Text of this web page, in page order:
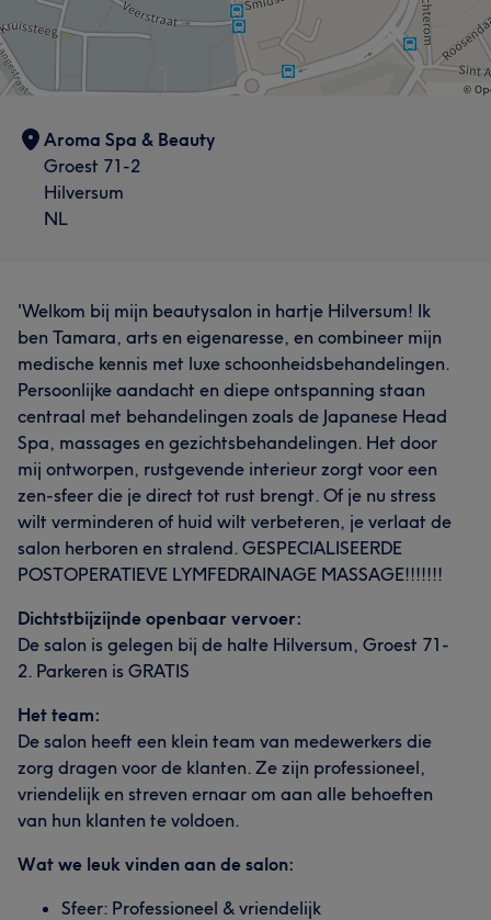
Aroma Spa & Beauty
Groest 71-2
Hilversum
NL
'Welkom bij mijn beautysalon in hartje Hilversum! Ik
ben Tamara, arts en eigenaresse, en combineer mijn
medische kennis met luxe schoonheidsbehandelingen.
Persoonlijke aandacht en diepe ontspanning staan
centraal met behandelingen zoals de Japanese Head
Spa, massages en gezichtsbehandelingen. Het door
mij ontworpen, rustgevende interieur zorgt voor een
zen-sfeer die je direct tot rust brengt. Of je nu stress
wilt verminderen of huid wilt verbeteren, je verlaat de
salon herboren en stralend. GESPECIALISEERDE
POSTOPERATIEVE LYMFEDRAINAGE MASSAGE!!!!!!!
Dichtstbijzijnde openbaar vervoer:
De salon is gelegen bij de halte Hilversum, Groest 71-
2. Parkeren is GRATIS
Het team:
De salon heeft een klein team van medewerkers die
zorg dragen voor de klanten. Ze zijn professioneel,
vriendelijk en streven ernaar om aan alle behoeften
van hun klanten te voldoen.
Wat we leuk vinden aan de salon:
Sfeer: Professioneel & vriendelijk